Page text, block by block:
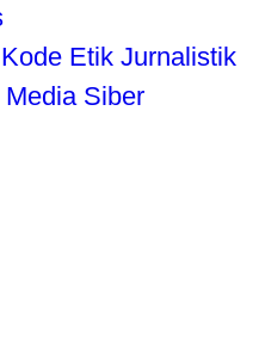
Kode Etik Jurnalistik
Siber